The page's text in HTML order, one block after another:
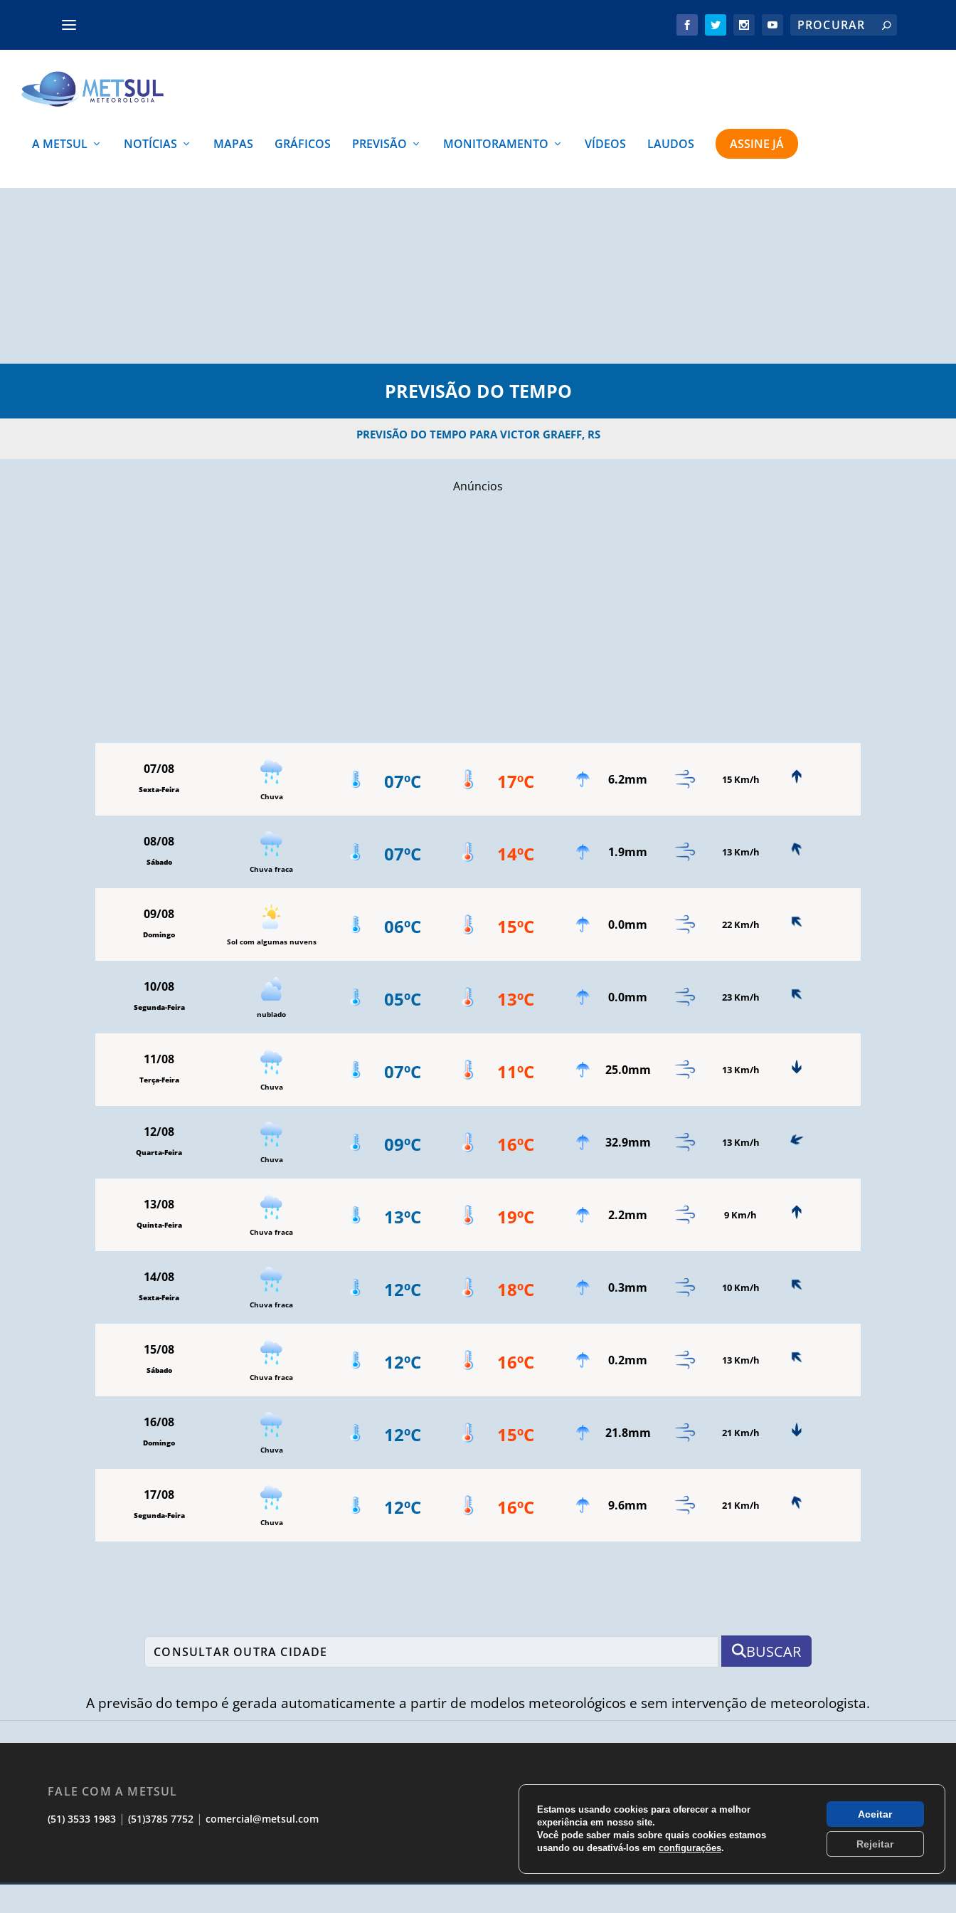
A METSUL NOTÍCIAS MAPAS GRÁFICOS PREVISÃO MONITORAMENTO VÍDEOS LAUDOS ASSINE JÁ
PREVISÃO DO TEMPO
PREVISÃO DO TEMPO PARA VICTOR GRAEFF, RS
Anúncios
07/08
Sexta-Feira
Chuva
07ºC 17ºC 6.2mm 15 Km/h
08/08
Sábado
Chuva fraca
07ºC 14ºC 1.9mm 13 Km/h
09/08
Domingo
Sol com algumas nuvens
06ºC 15ºC 0.0mm 22 Km/h
10/08
Segunda-Feira
nublado
05ºC 13ºC 0.0mm 23 Km/h
11/08
Terça-Feira
Chuva
07ºC 11ºC 25.0mm 13 Km/h
12/08
Quarta-Feira
Chuva
09ºC 16ºC 32.9mm 13 Km/h
13/08
Quinta-Feira
Chuva fraca
13ºC 19ºC 2.2mm 9 Km/h
14/08
Sexta-Feira
Chuva fraca
12ºC 18ºC 0.3mm 10 Km/h
15/08
Sábado
Chuva fraca
12ºC 16ºC 0.2mm 13 Km/h
16/08
Domingo
Chuva
12ºC 15ºC 21.8mm 21 Km/h
17/08
Segunda-Feira
Chuva
12ºC 16ºC 9.6mm 21 Km/h
BUSCAR
A previsão do tempo é gerada automaticamente a partir de modelos meteorológicos e sem intervenção de meteorologista.
FALE COM A METSUL
(51) 3533 1983 |(51)3785 7752 |comercial@metsul.com
Estamos usando cookies para oferecer a melhor
experiência em nosso site.
Você pode saber mais sobre quais cookies estamos
usando ou desativá-los em configurações.
Aceitar
Rejeitar